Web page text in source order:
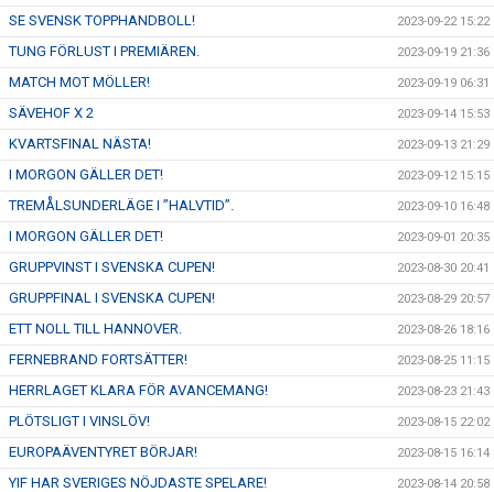
SE SVENSK TOPPHANDBOLL! 2023-09-22 15:22
TUNG FÖRLUST I PREMIÄREN. 2023-09-19 21:36
MATCH MOT MÖLLER! 2023-09-19 06:31
SÄVEHOF X 2 2023-09-14 15:53
KVARTSFINAL NÄSTA! 2023-09-13 21:29
I MORGON GÄLLER DET! 2023-09-12 15:15
TREMÅLSUNDERLÄGE I ”HALVTID”. 2023-09-10 16:48
I MORGON GÄLLER DET! 2023-09-01 20:35
GRUPPVINST I SVENSKA CUPEN! 2023-08-30 20:41
GRUPPFINAL I SVENSKA CUPEN! 2023-08-29 20:57
ETT NOLL TILL HANNOVER. 2023-08-26 18:16
FERNEBRAND FORTSÄTTER! 2023-08-25 11:15
HERRLAGET KLARA FÖR AVANCEMANG! 2023-08-23 21:43
PLÖTSLIGT I VINSLÖV! 2023-08-15 22:02
EUROPAÄVENTYRET BÖRJAR! 2023-08-15 16:14
YIF HAR SVERIGES NÖJDASTE SPELARE! 2023-08-14 20:58